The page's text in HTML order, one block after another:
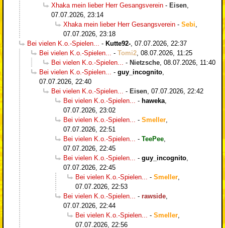
Xhaka mein lieber Herr Gesangsverein - Eisen
07.07.2026, 23:14
Xhaka mein lieber Herr Gesangsverein - Sebi
07.07.2026, 23:18
Bei vielen K.o.-Spielen...
- Kutte92- 07.07.2026, 22:37
Bei vielen K.o.-Spielen...
- Tomi2 08.07.2026, 11:25
Bei vielen K.o.-Spielen...
- Nietzsche 08.07.2026, 11:40
Bei vielen K.o.-Spielen...
- guy_incognito
07.07.2026, 22:40
Bei vielen K.o.-Spielen...
- Eisen 07.07.2026, 22:42
Bei vielen K.o.-Spielen...
- haweka
07.07.2026, 23:02
Bei vielen K.o.-Spielen...
- Smeller
07.07.2026, 22:51
Bei vielen K.o.-Spielen...
- TeePee
07.07.2026, 22:45
Bei vielen K.o.-Spielen...
- guy_incognito
07.07.2026, 22:45
Bei vielen K.o.-Spielen...
- Smeller
07.07.2026, 22:53
Bei vielen K.o.-Spielen...
- rawside
07.07.2026, 22:44
Bei vielen K.o.-Spielen...
- Smeller
07.07.2026, 22:56